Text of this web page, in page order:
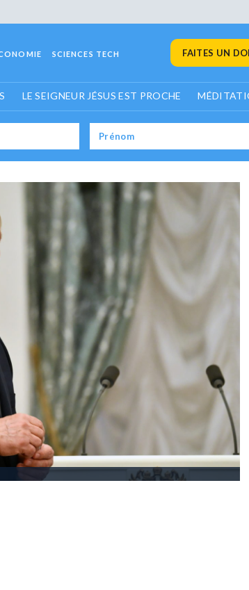
SCIENCES TECH FAITES UN
LE SEIGNEUR JÉSUS EST PROCHE